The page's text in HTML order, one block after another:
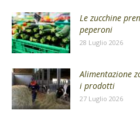
Le zucchine
peperoni
28 Luglio 2026
Alimentazione
i prodotti
27 Luglio 2026